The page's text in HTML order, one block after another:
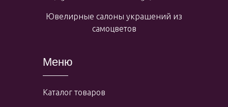
Меню
Каталог товаров
Ювелирные салоны украшений из
самоцветов